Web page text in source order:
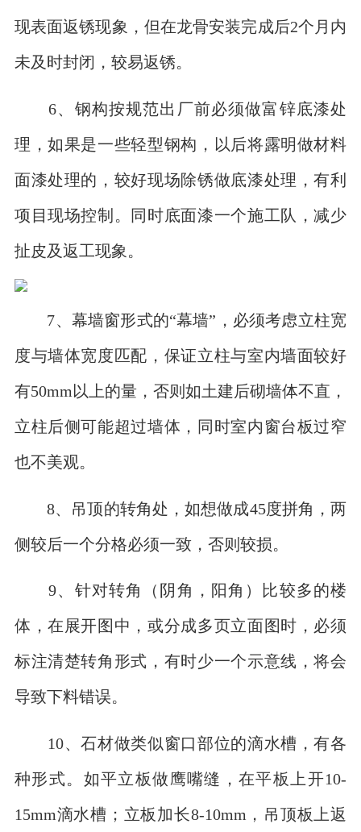
现表面返锈现象，但在龙骨安装完成后2个月内
未及时封闭，较易返锈。
6、钢构按规范出厂前必须做富锌底漆处
理，如果是一些轻型钢构，以后将露明做材料
面漆处理的，较好现场除锈做底漆处理，有利
项目现场控制。同时底面漆一个施工队，减少
扯皮及返工现象。
7、幕墙窗形式的“幕墙”，必须考虑立柱宽
度与墙体宽度匹配，保证立柱与室内墙面较好
有50mm以上的量，否则如土建后砌墙体不直，
立柱后侧可能超过墙体，同时室内窗台板过窄
也不美观。
8、吊顶的转角处，如想做成45度拼角，两
侧较后一个分格必须一致，否则较损。
9、针对转角（阴角，阳角）比较多的楼
体，在展开图中，或分成多页立面图时，必须
标注清楚转角形式，有时少一个示意线，将会
导致下料错误。
10、石材做类似窗口部位的滴水槽，有各
种形式。如平立板做鹰嘴缝，在平板上开10-
15mm滴水槽；立板加长8-10mm，吊顶板上返